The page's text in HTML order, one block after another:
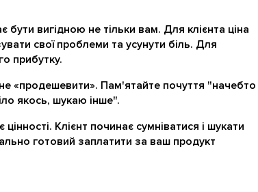
бути вигідною не тільки вам. Для клієнта ціна
свої проблеми та усунути біль. Для
прибутку.
«продешевити». Пам'ятайте почуття "начебто
якось, шукаю інше".
Клієнт починає сумніватися і шукати
готовий заплатити за ваш продукт